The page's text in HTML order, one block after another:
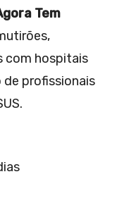
Tem
com hospitais
profissionais